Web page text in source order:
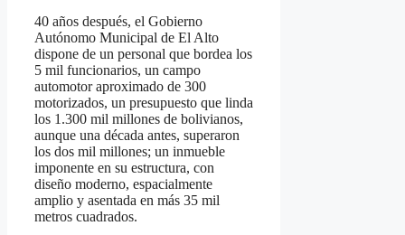
40 años después, el Gobierno
Autónomo Municipal de El Alto
dispone de un personal que bordea los
5 mil funcionarios, un campo
automotor aproximado de 300
motorizados, un presupuesto que linda
los 1.300 mil millones de bolivianos,
aunque una década antes, superaron
los dos mil millones; un inmueble
imponente en su estructura, con
diseño moderno, espacialmente
amplio y asentada en más 35 mil
metros cuadrados.